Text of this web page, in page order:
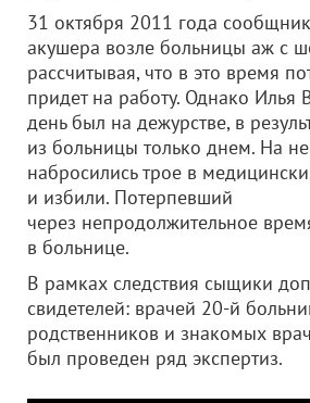
31 октября 2011 года
акушера возле больницы аж с
рассчитывая, что в это время
придет на работу. Однако Илья
день был на дежурстве, в
из больницы только днем. На
набросились трое в
и избили. Потерпевший
через непродолжительное
в больнице.
В рамках следствия сыщики
свидетелей: врачей 20-й
родственников и знакомых
был проведен ряд экспертиз.